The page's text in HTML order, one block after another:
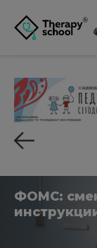
ФОМС: